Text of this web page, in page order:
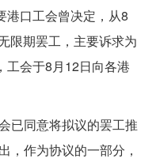
港口工会曾决定，从8
限期罢工，主要诉求为
工会于8月12日向各港
同意将拟议的罢工推
，作为协议的一部分，